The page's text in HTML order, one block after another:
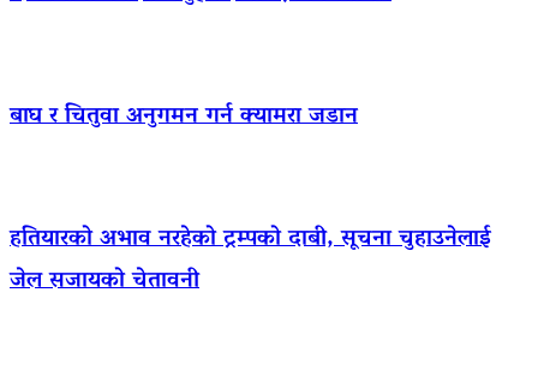
बाघ र चितुवा अनुगमन गर्न क्यामरा जडान
हतियारको अभाव नरहेको ट्रम्पको दाबी, सूचना चुहाउनेलाई
जेल सजायको चेतावनी